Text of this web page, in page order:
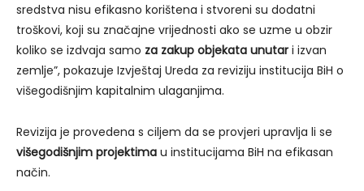
sredstva nisu efikasno korištena i stvoreni su dodatni
troškovi, koji su značajne vrijednosti ako se uzme u obzir
koliko se izdvaja samo za zakup objekata unutar i izvan
zemlje”, pokazuje Izvještaj Ureda za reviziju institucija BiH o
višegodišnjim kapitalnim ulaganjima.
Revizija je provedena s ciljem da se provjeri upravlja li se
višegodišnjim projektima u institucijama BiH na efikasan
način.